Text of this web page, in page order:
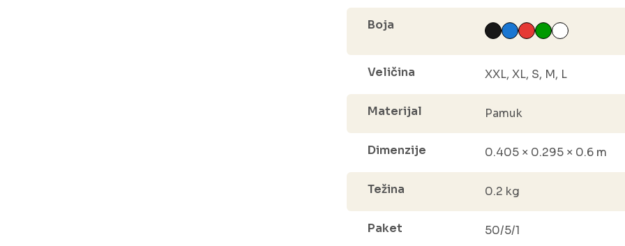
Boja
Veličina XXL, XL, S, M, L
Materijal Pamuk
Dimenzije 0.405 × 0.295 × 0.6 m
Težina 0.2 kg
Paket 50/5/1